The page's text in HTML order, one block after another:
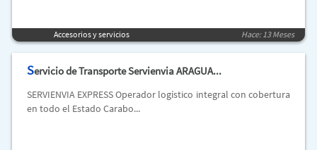
Accesorios y servicios Hace: 13 Meses
Servicio de Transporte Servienvia ARAGUA...
SERVIENVIA EXPRESS Operador logístico integral con cobertura
en todo el Estado Carabo...